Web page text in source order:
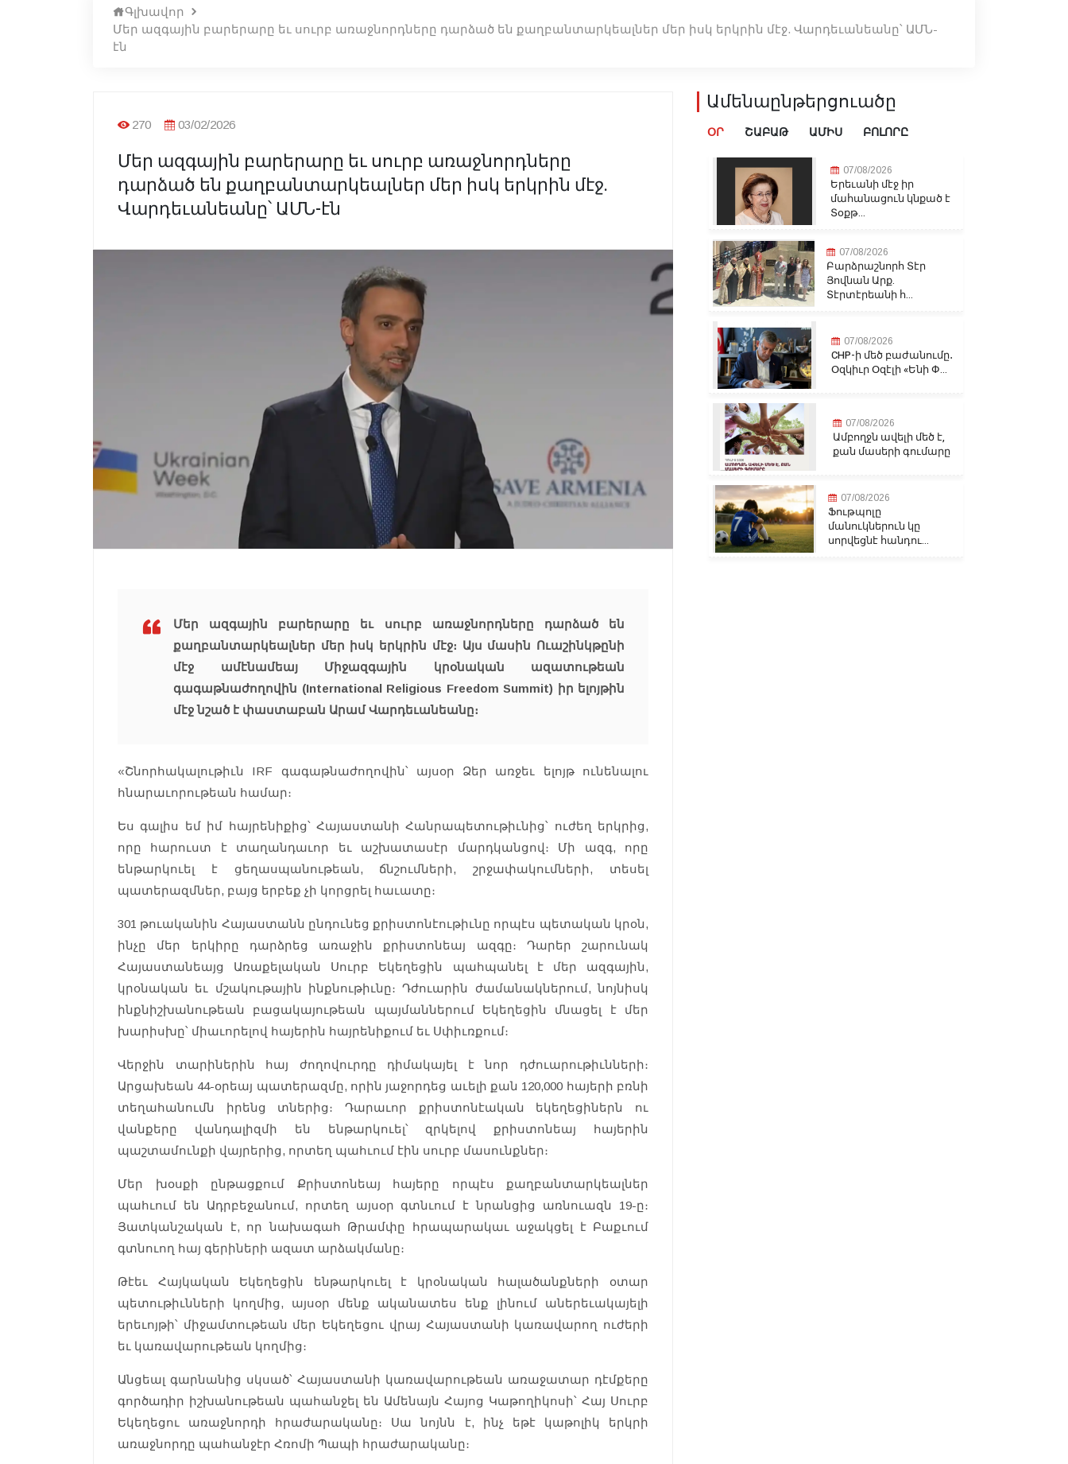
Գլխավոր
Մեր ազգային բարերարը եւ սուրբ առաջնորդները դարձած են քաղբանտարկեալներ մեր իսկ երկրին մէջ. Վարդեւանեանը՝ ԱՄՆ-
էն
270 03/02/2026
Մեր ազգային բարերարը եւ սուրբ առաջնորդները
դարձած են քաղբանտարկեալներ մեր իսկ երկրին մէջ.
Վարդեւանեանը՝ ԱՄՆ-էն
Մեր ազգային բարերարը եւ սուրբ առաջնորդները դարձած են
քաղբանտարկեալներ մեր իսկ երկրին մէջ։ Այս մասին Ուաշինկթընի
մէջ ամէնամեայ Միջազգային կրօնական ազատութեան
գագաթնաժողովին (International Religious Freedom Summit) իր ելոյթին
մէջ նշած է փաստաբան Արամ Վարդեւանեանը։
«Շնորհակալութիւն IRF գագաթնաժողովին՝ այսօր Ձեր առջեւ ելոյթ ունենալու
հնարաւորութեան համար։
Ես գալիս եմ իմ հայրենիքից՝ Հայաստանի Հանրապետութիւնից՝ ուժեղ երկրից,
որը հարուստ է տաղանդաւոր եւ աշխատասէր մարդկանցով։ Մի ազգ, որը
ենթարկուել է ցեղասպանութեան, ճնշումների, շրջափակումների, տեսել
պատերազմներ, բայց երբեք չի կորցրել հաւատը։
301 թուականին Հայաստանն ընդունեց քրիստոնէութիւնը որպէս պետական կրօն,
ինչը մեր երկիրը դարձրեց առաջին քրիստոնեայ ազգը։ Դարեր շարունակ
Հայաստանեայց Առաքելական Սուրբ Եկեղեցին պահպանել է մեր ազգային,
կրօնական եւ մշակութային ինքնութիւնը։ Դժուարին ժամանակներում, նոյնիսկ
ինքնիշխանութեան բացակայութեան պայմաններում Եկեղեցին մնացել է մեր
խարիսխը՝ միաւորելով հայերին հայրենիքում եւ Սփիւռքում։
Վերջին տարիներին հայ ժողովուրդը դիմակայել է նոր դժուարութիւնների։
Արցախեան 44-օրեայ պատերազմը, որին յաջորդեց աւելի քան 120,000 հայերի բռնի
տեղահանումն իրենց տներից։ Դարաւոր քրիստոնէական եկեղեցիներն ու
վանքերը վանդալիզմի են ենթարկուել՝ զրկելով քրիստոնեայ հայերին
պաշտամունքի վայրերից, որտեղ պահւում էին սուրբ մասունքներ։
Մեր խօսքի ընթացքում Քրիստոնեայ հայերը որպէս քաղբանտարկեալներ
պահւում են Ադրբեջանում, որտեղ այսօր գտնւում է նրանցից առնուազն 19-ը։
Յատկանշական է, որ նախագահ Թրամփը հրապարակաւ աջակցել է Բաքւում
գտնուող հայ գերիների ազատ արձակմանը։
Թէեւ Հայկական Եկեղեցին ենթարկուել է կրօնական հալածանքների օտար
պետութիւնների կողմից, այսօր մենք ականատես ենք լինում աներեւակայելի
երեւոյթի՝ միջամտութեան մեր Եկեղեցու վրայ Հայաստանի կառավարող ուժերի
եւ կառավարութեան կողմից։
Անցեալ գարնանից սկսած՝ Հայաստանի կառավարութեան առաջատար դէմքերը
գործադիր իշխանութեան պահանջել են Ամենայն Հայոց Կաթողիկոսի՝ Հայ Սուրբ
Եկեղեցու առաջնորդի հրաժարականը։ Սա նոյնն է, ինչ եթէ կաթոլիկ երկրի
առաջնորդը պահանջէր Հռոմի Պապի հրաժարականը։
Ամենաընթերցուածը
ՕՐ ՇԱԲԱԹ ԱՄԻՍ ԲՈԼՈՐԸ
07/08/2026
Երեւանի մէջ իր
մահանացուն կնքած է
Տօքթ...
07/08/2026
Բարձրաշնորհ Տէր
Յովնան Արք.
Տէրտէրեանի հ...
07/08/2026
CHP-ի մեծ բաժանումը․
Օզկիւր Օզէլի «Ենի Փ...
07/08/2026
Ամբողջն ավելի մեծ է,
քան մասերի գումարը
07/08/2026
Ֆութպոլը
մանուկներուն կը
սորվեցնէ հանդու...